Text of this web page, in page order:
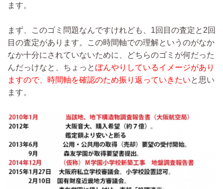
ます。
まず、このゴミ問題なんですけれども、1回目の査定と2回
目の査定があります。この時間軸での理解というのがなか
なか十分にされていないために、どちらのゴミが何だった
んだっけなと、ちょっとぼんやりしているイメージがあり
ますので、時間軸を確認のため振り返っていきたいと思い
ます。